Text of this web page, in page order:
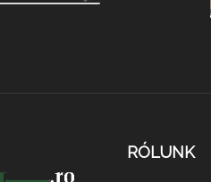
RÓLUNK